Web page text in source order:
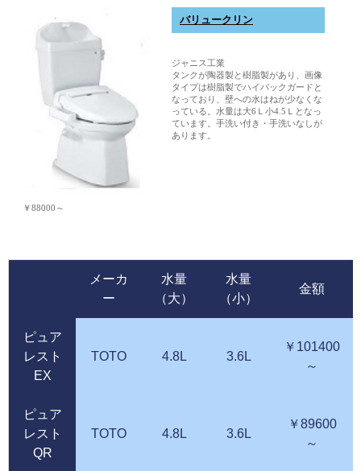
￥88000～
バリュークリン
ジャニス工業
タンクが陶器製と樹脂製があり、画像
タイプは樹脂製でハイバックガードと
なっており、壁への水はねが少なくな
っている。水量は大6Ｌ小4.5Ｌとなっ
ています。手洗い付き・手洗いなしが
あります。
メーカ
ー
水量
（大）
水量
（小）
金額
ピュア
レスト
EX
TOTO 4.8L 3.6L
￥101400
～
ピュア
レスト
QR
TOTO 4.8L 3.6L
￥89600
～